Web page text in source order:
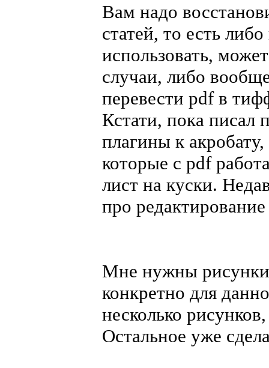
Вам надо
статей, то есть
использовать,
случаи, либо
перевести pdf в
Кстати, пока писал
плагины к
которые с pdf
лист на куски.
про
Мне нужны рисунки
конкретно для
несколько
Остальное уже